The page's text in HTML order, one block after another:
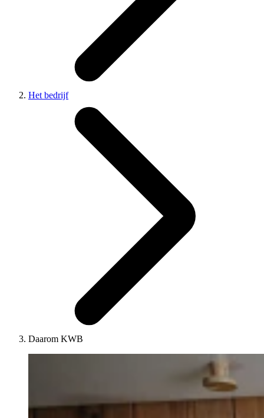
Het bedrijf
Daarom KWB